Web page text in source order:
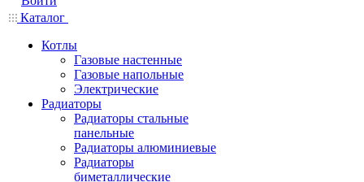
Каталог
Котлы
Газовые настенные
Газовые напольные
Электрические
Радиаторы
Радиаторы стальные
панельные
Радиаторы алюминиевые
Радиаторы
биметаллические